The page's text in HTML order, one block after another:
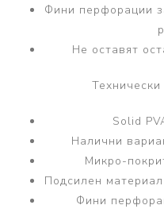
Фини перфорации
Не оставят
Технически
Solid
Налични
Микро-
Подсилен
Фини